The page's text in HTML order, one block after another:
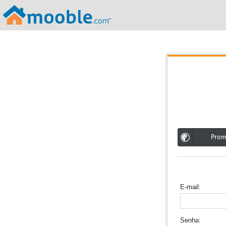
E-mail
Senha